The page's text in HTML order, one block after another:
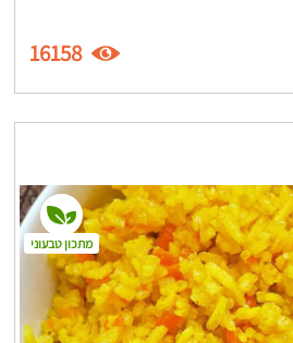
16158
מתכון טבעוני